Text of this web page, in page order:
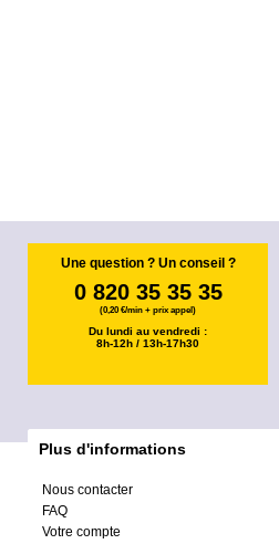
Une question ? Un conseil ?
0 820 35 35 35
(0,20 €/min + prix appel)
Du lundi au vendredi :
8h-12h / 13h-17h30
Plus d'informations
Nous contacter
FAQ
Votre compte